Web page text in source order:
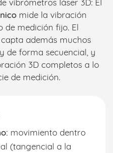
vibrómetros láser 3D: El
mide la vibración
de medición fijo. El
capta además muchos
de forma secuencial, y
3D completos a lo
de medición.
movimiento dentro
(tangencial a la